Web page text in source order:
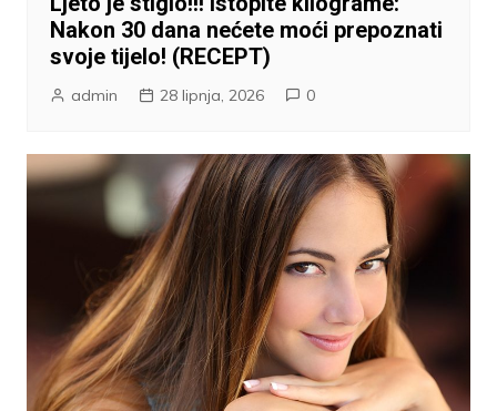
Nakon 30 dana nećete moći prepoznati
svoje tijelo! (RECEPT)
admin 28 lipnja, 2026 0